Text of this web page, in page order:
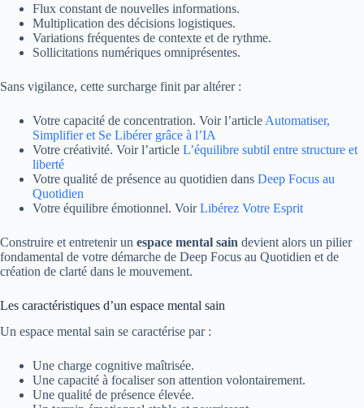
Flux constant de nouvelles informations.
Multiplication des décisions logistiques.
Variations fréquentes de contexte et de rythme.
Sollicitations numériques omniprésentes.
Sans vigilance, cette surcharge finit par altérer :
Votre capacité de concentration. Voir l’article Automatiser,
Simplifier et Se Libérer grâce à l’IA
Votre créativité. Voir l’article L’équilibre subtil entre structure et
liberté
Votre qualité de présence au quotidien dans Deep Focus au
Quotidien
Votre équilibre émotionnel. VoirLibérez Votre Esprit
Construire et entretenir un espace mental sain devient alors un pilier
fondamental de votre démarche de Deep Focus au Quotidien et de
création de clarté dans le mouvement.
Les caractéristiques d’un espace mental sain
Un espace mental sain se caractérise par :
Une charge cognitive maîtrisée.
Une capacité à focaliser son attention volontairement.
Une qualité de présence élevée.